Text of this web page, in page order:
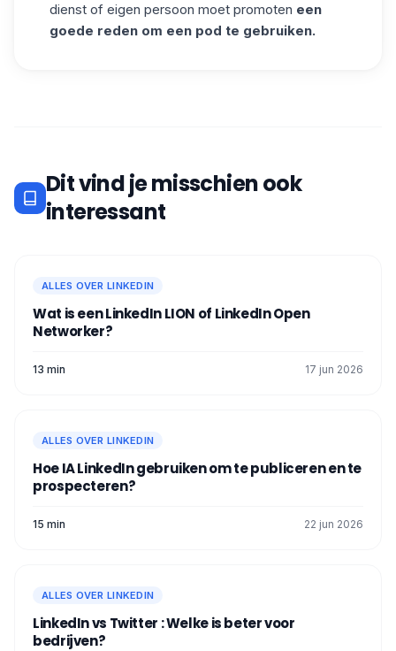
dienst of eigen persoon moet promoten een
goede reden om een pod te gebruiken.
Dit vind je misschien ook
interessant
ALLES OVER LINKEDIN
Wat is een LinkedIn LION of LinkedIn Open
Networker?
13 min 17 jun 2026
ALLES OVER LINKEDIN
Hoe IA LinkedIn gebruiken om te publiceren en te
prospecteren?
15 min 22 jun 2026
ALLES OVER LINKEDIN
LinkedIn vs Twitter : Welke is beter voor
bedrijven?